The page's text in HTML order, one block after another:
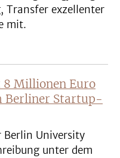
Transfer exzellenter
mit.
8 Millionen Euro
Berliner Startup-
Berlin University
unter dem